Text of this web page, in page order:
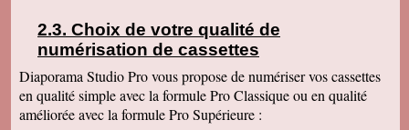
pas que ça rendrait aussi bien du fait que mes
cassettes sont vieilles plus de 30 ans ! Je vais
parler de vous à ma soeur qui a des cassettes a
copier aussi sur des cd. Bonne journée
Félix F.
Choix de votre qualité de
numérisation de cassettes
Diaporama Studio Pro vous propose de numériser vos cassettes
en qualité simple avec la formule Pro Classique ou en qualité
améliorée avec la formule Pro Supérieure :